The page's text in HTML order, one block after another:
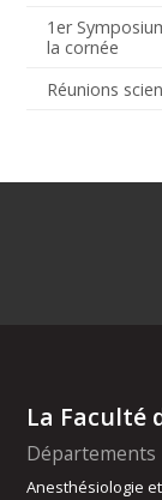
1er
la cornée
Réunions
La Faculté
Départements
Anesthésiologie